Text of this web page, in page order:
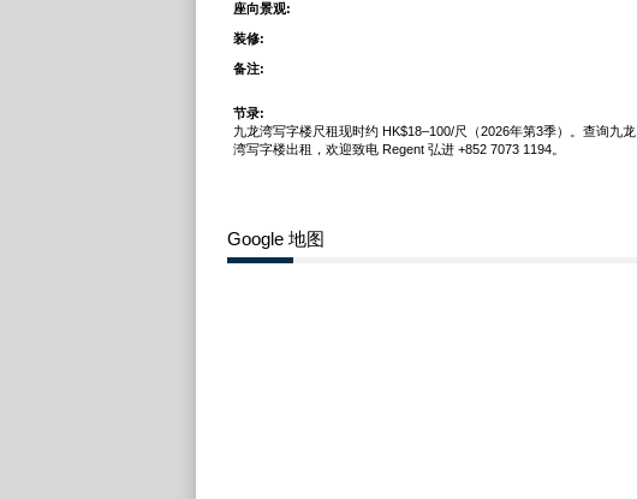
座向景观:
装修:
备注:
节录:
九龙湾写字楼尺租现时约 HK$18–100/尺（2026年第3季）。查询九龙
湾写字楼出租，欢迎致电 Regent 弘进 +852 7073 1194。
Google 地图